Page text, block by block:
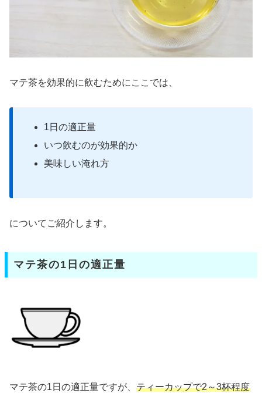
マテ茶を効果的に飲むためにここでは、
1日の適正量
いつ飲むのが効果的か
美味しい淹れ方
についてご紹介します。
マテ茶の1日の適正量
マテ茶の1日の適正量ですが、 ティーカップで2～3杯程度